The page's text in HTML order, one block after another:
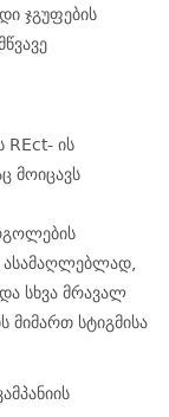
ჯგუფების
ის
მოიცავს
ასამაღლებლად,
სხვა მრავალ
მიმართ სტიგმისა